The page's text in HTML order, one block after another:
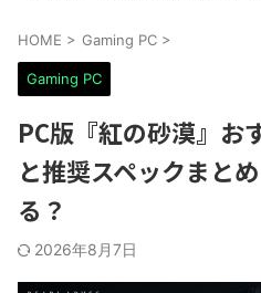
HOME > Gaming PC >
Gaming PC
PC版『紅の砂漠』お
と推奨スペックまと
る？
2026年8月7日